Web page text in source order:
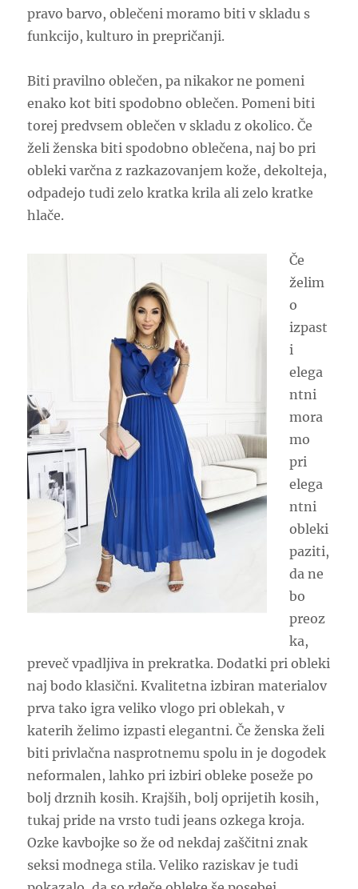
pravo barvo, oblečeni moramo biti v skladu s
funkcijo, kulturo in prepričanji.
Biti pravilno oblečen, pa nikakor ne pomeni
enako kot biti spodobno oblečen. Pomeni biti
torej predvsem oblečen v skladu z okolico. Če
želi ženska biti spodobno oblečena, naj bo pri
obleki varčna z razkazovanjem kože, dekolteja,
odpadejo tudi zelo kratka krila ali zelo kratke
hlače.
Če
želim
o
izpast
i
elega
ntni
mora
mo
pri
elega
ntni
obleki
paziti,
da ne
bo
preoz
ka,
preveč vpadljiva in prekratka. Dodatki pri obleki
naj bodo klasični. Kvalitetna izbiran materialov
prva tako igra veliko vlogo pri oblekah, v
katerih želimo izpasti elegantni. Če ženska želi
biti privlačna nasprotnemu spolu in je dogodek
neformalen, lahko pri izbiri obleke poseže po
bolj drznih kosih. Krajših, bolj oprijetih kosih,
tukaj pride na vrsto tudi jeans ozkega kroja.
Ozke kavbojke so že od nekdaj zaščitni znak
seksi modnega stila. Veliko raziskav je tudi